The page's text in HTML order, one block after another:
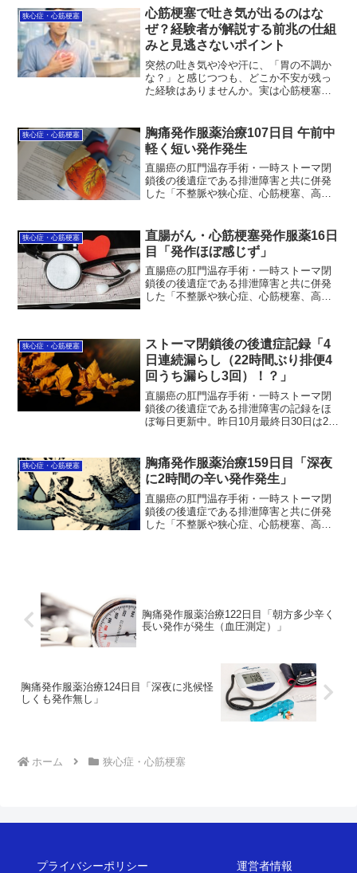
から7時30まで4時間半も治まらなかっ
た。発作レベルはピ...
狭心症・心筋梗塞
心筋梗塞で吐き気が出るのはな
ぜ？経験者が解説する前兆の仕組
みと見逃さないポイント
突然の吐き気や冷や汗に、「胃の不調か
な？」と感じつつも、どこか不安が残っ
た経験はありませんか。実は心筋梗塞で
臓の病気で吐き気が起こるのか、その仕
組みや見逃しやすい前兆、他の病気との
違いをやさしく整理しました。正しい知
識を知ることで、不安な症状に落ち着い
て向き合えるようになります。まずは原
因を理解するところから、一緒に確認し
狭心症・心筋梗塞
胸痛発作服薬治療107日目 午前中
軽く短い発作発生
直腸癌の肛門温存手術・一時ストーマ閉
鎖後の後遺症である排泄障害と共に併発
した「不整脈や狭心症、心筋梗塞、高血
生、レベル5。※レベル10がＭＡＸ、9～
10は救急車...
狭心症・心筋梗塞
直腸がん・心筋梗塞発作服薬16日
目「発作ほぼ感じず」
直腸癌の肛門温存手術・一時ストーマ閉
鎖後の後遺症である排泄障害と共に併発
した「不整脈や狭心症、心筋梗塞、高血
ん中が凝って違和感を感じたほか日中は
好調でした。それも、心...
狭心症・心筋梗塞
ストーマ閉鎖後の後遺症記録「4
日連続漏らし（22時間ぶり排便4
回うち漏らし3回）！？」
直腸癌の肛門温存手術・一時ストーマ閉
鎖後の後遺症である排泄障害の記録をほ
ぼ毎日更新中。昨日10月最終日30日は22
4日連続かよ…！？さらなるカオス世界は
現実化へと深ま...
狭心症・心筋梗塞
胸痛発作服薬治療159日目「深夜
に2時間の辛い発作発生」
直腸癌の肛門温存手術・一時ストーマ閉
鎖後の後遺症である排泄障害と共に併発
した「不整脈や狭心症、心筋梗塞、高血
胸痛発作服薬治療122日目「朝方多少辛く
長い発作が発生（血圧測定）」
胸痛発作服薬治療124日目「深夜に兆候怪
しくも発作無し」
ホーム 狭心症・心筋梗塞
プライバシーポリシー 運営者情報